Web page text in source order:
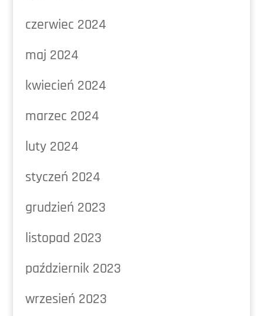
czerwiec 2024
maj 2024
kwiecień 2024
marzec 2024
luty 2024
styczeń 2024
grudzień 2023
listopad 2023
październik 2023
wrzesień 2023